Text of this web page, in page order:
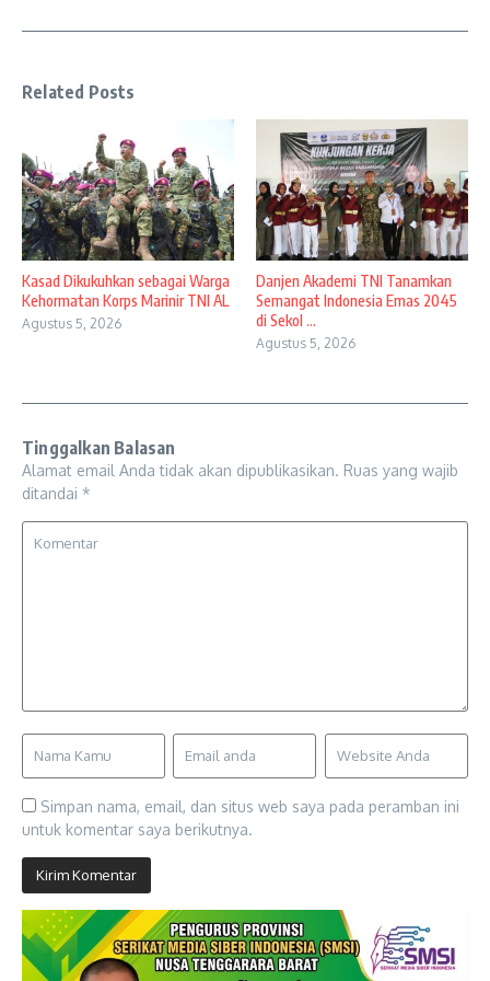
Related Posts
Kasad Dikukuhkan sebagai Warga
Kehormatan Korps Marinir TNI AL
Agustus 5, 2026
Danjen Akademi TNI Tanamkan
Semangat Indonesia Emas 2045
di Sekol ...
Agustus 5, 2026
Tinggalkan Balasan
Alamat email Anda tidak akan dipublikasikan. Ruas yang wajib
ditandai *
Simpan nama, email, dan situs web saya pada peramban ini
untuk komentar saya berikutnya.